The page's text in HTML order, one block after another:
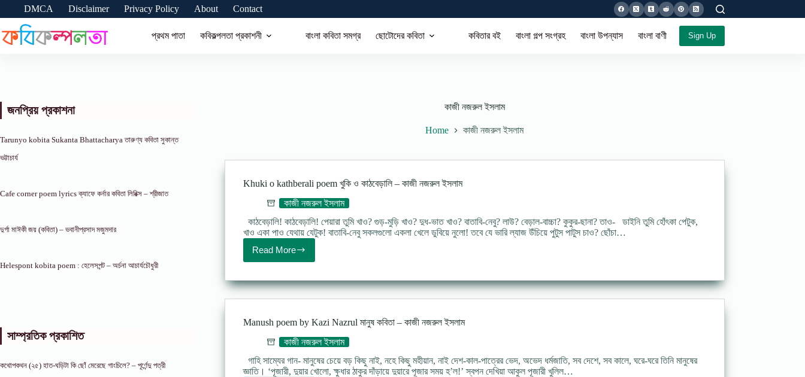
content
DMCA Disclaimer Privacy Policy About Contact
প্রথম পাতা কবিকল্পলতা প্রকাশনী বাংলা কবিতা সমগ্র ছোটোদের কবিতা কবিতার বই বাংলা গল্প সংগ্রহ বাংলা উপন্যাস বাংলা বাণী সমগ্র Sign Up
কাজী নজরুল ইসলাম
Home কাজী নজরুল ইসলাম
Khuki o kathberali poem খুকি ও কাঠবেড়ালি – কাজী নজরুল ইসলাম
কাজী নজরুল ইসলাম
কাঠবেড়ালি! কাঠবেড়ালি! পেয়ারা তুমি খাও? গুড়-মুড়ি খাও? দুধ-ভাত খাও? বাতাবি-নেবু? লাউ? বেড়াল-বাচ্চা? কুকুর-ছানা? তাও- ডাইনি তুমি হোঁৎকা পেটুক,
খাও একা পাও যেথায় যেটুক! বাতাবি-নেবু সকলগুলো একলা খেলে ডুবিয়ে নুলো! তবে যে ভারি ল্যাজ উঁচিয়ে পুটুস পাটুস চাও? ছোঁচা…
Read More
Khuki
o
poem
কাঠবেড়ালি
–
কাজী
নজরুল
ইসলাম
Manush poem by Kazi Nazrul মানুষ কবিতা – কাজী নজরুল ইসলাম
কাজী নজরুল ইসলাম
গাহি সাম্যের গান- মানুষের চেয়ে বড় কিছু নাই, নহে কিছু মহীয়ান, নাই দেশ-কাল-পাত্রের ভেদ, অভেদ ধর্মজাতি, সব দেশে, সব কালে, ঘরে-ঘরে তিনি মানুষের
জ্ঞাতি। ‘পূজারী, দুয়ার খোলো, ক্ষুধার ঠাকুর দাঁড়ায়ে দুয়ারে পূজার সময় হ’ল!’ স্বপন দেখিয়া আকুল পূজারী খুলিল…
জনপ্রিয় প্রকাশনা
Tarunyo kobita Sukanta Bhattacharya তারুণ্য কবিতা সুকান্ত
ভট্টাচার্য
Cafe corner poem lyrics ক্যাফে কর্নার কবিতা লিরিক্স – শ্রীজাত
দুর্গা মাঈকী জয় (কবিতা) – ভবানীপ্রসাদ মজুমদার
Helespont kobita poem : হেলেসপন্ট – অর্চনা আচার্যচৌধুরী
সাম্প্রতিক প্রকাশিত
কথোপকথন (২৫) হাত-ঘড়িটা কি ছোঁ মেরেছে গাংচিলে? – পূর্ণেন্দু পত্রী